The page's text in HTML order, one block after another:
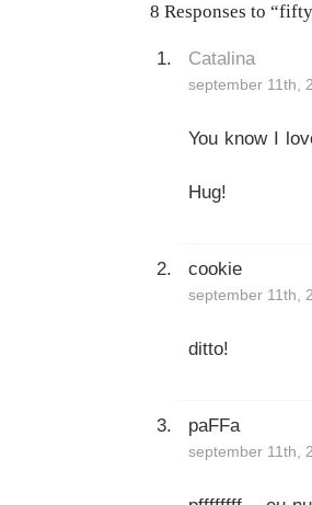
8 Responses to
Catalina
september 11th,
You know I
Hug!
cookie
september 11th,
ditto!
paFFa
september 11th,